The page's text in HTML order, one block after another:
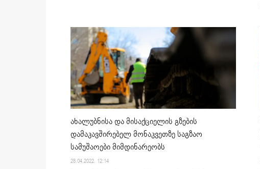
ახალუბნისა და მისაქციელის გზების
დამაკავშირებელ მონაკვეთზე საგზაო
სამუშაოები მიმდინარეობს
28.04.2022. 12:14